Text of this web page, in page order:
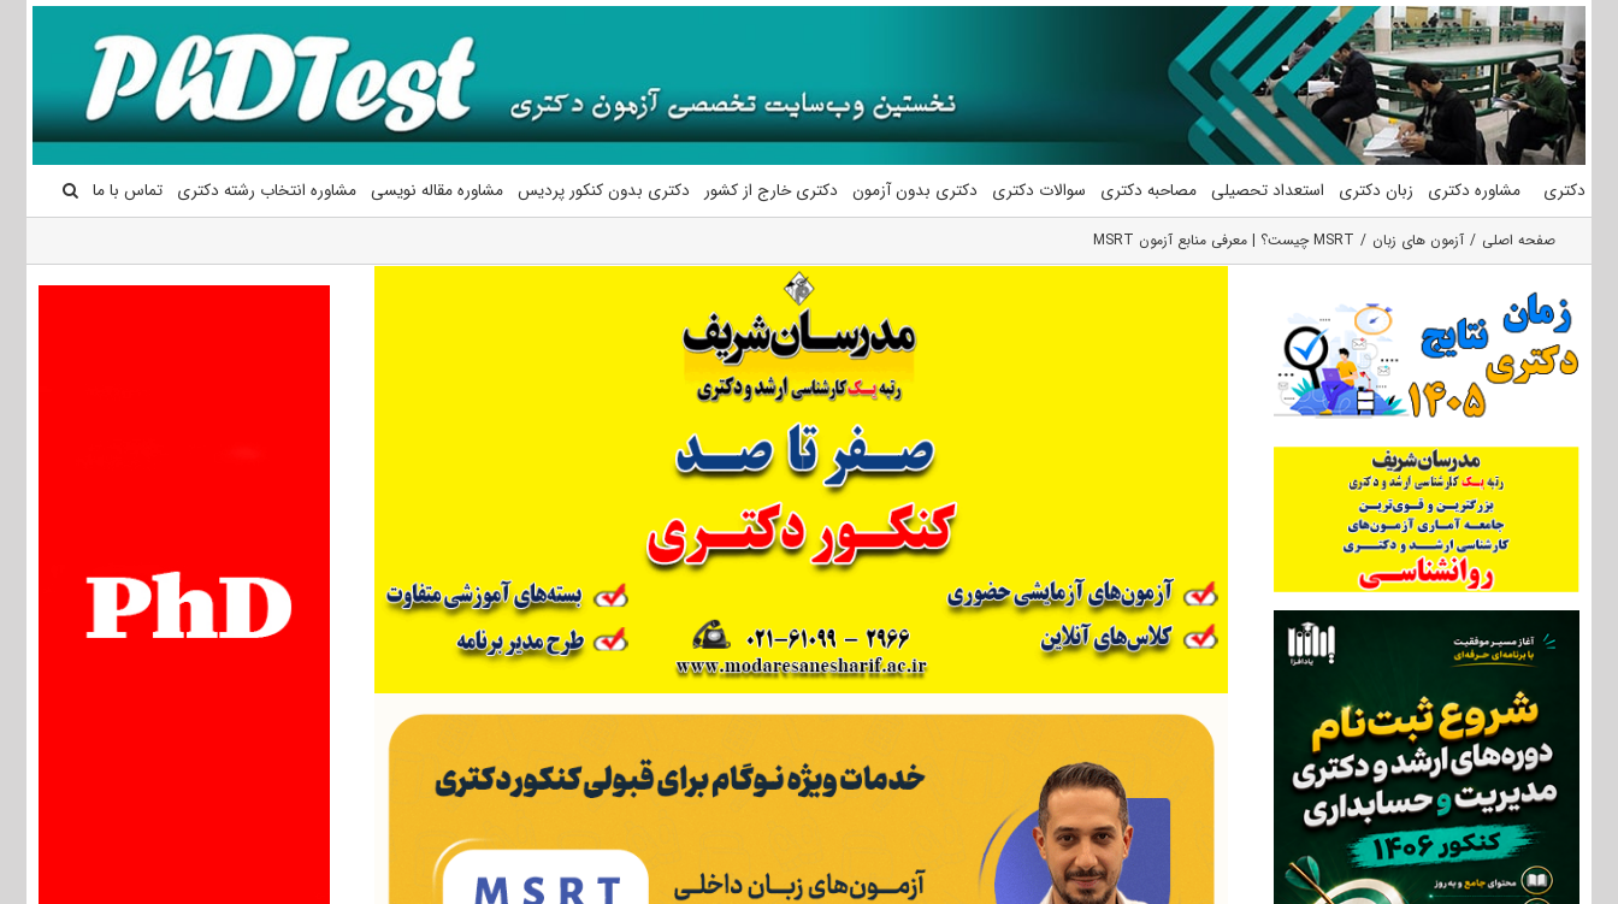
محتوا
دکتری مشاوره دکتری زبان دکتری استعداد تحصیلی مصاحبه دکتری سوالات دکتری دکتری بدون آزمون دکتری خارج از کشور دکتری بدون کنکور پردیس مشاوره مقاله نویسی مشاوره انتخاب رشته دکتری تماس با ما
صفحه اصلی آزمون های زبان MSRT چیست؟ | معرفی منابع آزمون MSRT